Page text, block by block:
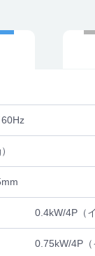
0.4kW/4P（
0.75kW/4P（